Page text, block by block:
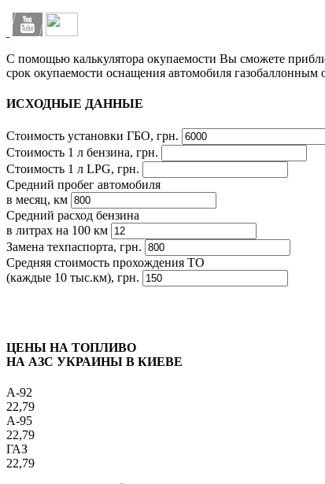
С помощью калькулятора окупаемости Вы сможете
срок окупаемости оснащения автомобиля газобаллонным
ИСХОДНЫЕ ДАННЫЕ
Стоимость установки ГБО, грн.
Стоимость 1 л бензина, грн.
Стоимость 1 л LPG, грн.
Средний пробег автомобиля
в месяц, км
Средний расход бензина
в литрах на 100 км
Замена техпаспорта, грн.
Средняя стоимость прохождения ТО
(каждые 10 тыс.км), грн.
ЦЕНЫ НА ТОПЛИВО
НА АЗС УКРАИНЫ В КИЕВЕ
A-92
22,79
A-95
22,79
ГАЗ
22,79